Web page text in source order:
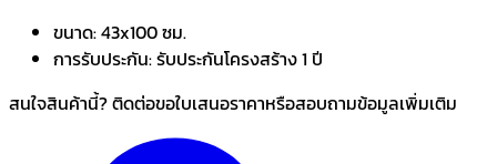
ขนาด:43x100 ซม.
การรับประกัน:รับประกันโครงสร้าง 1 ปี
สนใจสินค้านี้? ติดต่อขอใบเสนอราคาหรือสอบถามข้อมูลเพิ่มเติม